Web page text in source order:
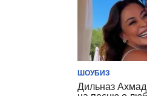
ШОУБИЗ
Дильназ